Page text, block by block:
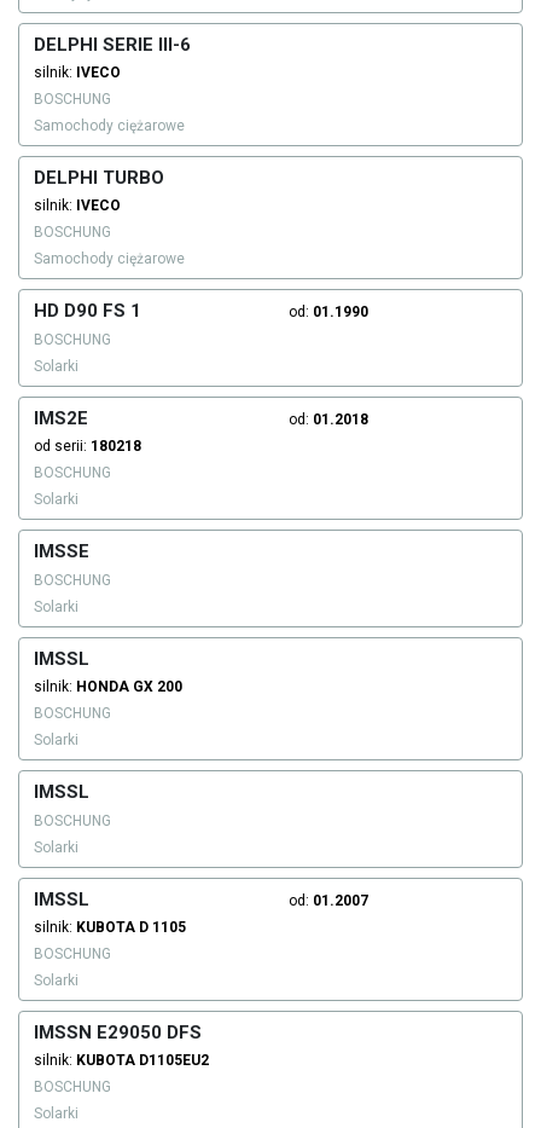
DELPHI SERIE III-6
silnik: IVECO
BOSCHUNG
Samochody ciężarowe
DELPHI TURBO
silnik: IVECO
BOSCHUNG
Samochody ciężarowe
HD D90 FS 1 od: 01.1990
BOSCHUNG
Solarki
IMS2E od: 01.2018
od serii: 180218
BOSCHUNG
Solarki
IMSSE
BOSCHUNG
Solarki
IMSSL
silnik: HONDA GX 200
BOSCHUNG
Solarki
IMSSL
BOSCHUNG
Solarki
IMSSL od: 01.2007
silnik: KUBOTA D 1105
BOSCHUNG
Solarki
IMSSN E29050 DFS
silnik: KUBOTA D1105EU2
BOSCHUNG
Solarki